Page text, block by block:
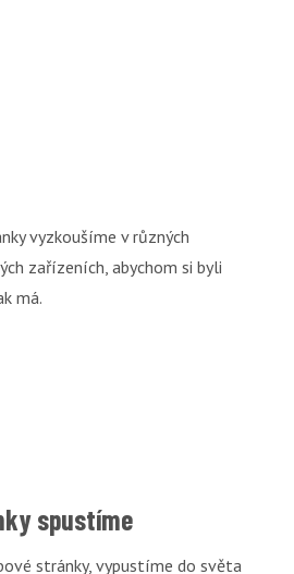
vyzkoušíme v různých
zařízeních, abychom si byli
má.
spustíme
stránky, vypustíme do světa